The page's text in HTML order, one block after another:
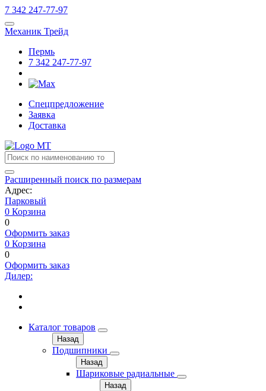
7 342 247-77-97
Механик Трейд
Пермь
7 342 247-77-97
Спецпредложение
Заявка
Доставка
Расширенный поиск по размерам
Адрес:
Парковый
0 Корзина
0
Оформить заказ
0 Корзина
0
Оформить заказ
Дилер:
Каталог товаров
Назад
Подшипники
Назад
Шариковые радиальные
Назад